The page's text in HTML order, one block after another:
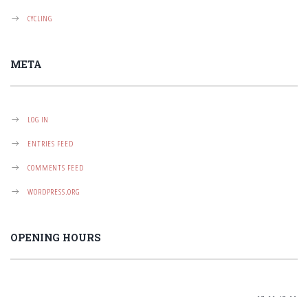
CYCLING
META
LOG IN
ENTRIES FEED
COMMENTS FEED
WORDPRESS.ORG
OPENING HOURS